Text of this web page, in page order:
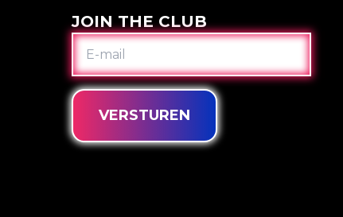
JOIN THE CLUB
E-
MAIL
VERSTUREN